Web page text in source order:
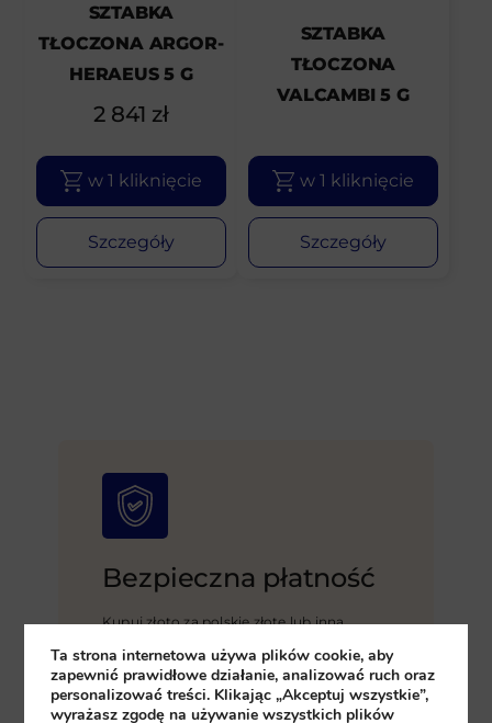
SZTABKA
TŁOCZONA ARGOR-
HERAEUS 5 G
2 841 zł
w 1 kliknięcie
Szczegóły
SZTABKA
TŁOCZONA
VALCAMBI 5 G
w 1 kliknięcie
Szczegóły
Bezpieczna płatność
Kupuj złoto za polskie złote lub inną
bankowym. Wygodnie, korzystnie i
bezpiecznie. Chcesz omówić warunki?
Skontaktuj się z nami!
Ta strona internetowa używa plików cookie, aby
zapewnić prawidłowe działanie, analizować ruch oraz
personalizować treści. Klikając „Akceptuj wszystkie”,
wyrażasz zgodę na używanie wszystkich plików